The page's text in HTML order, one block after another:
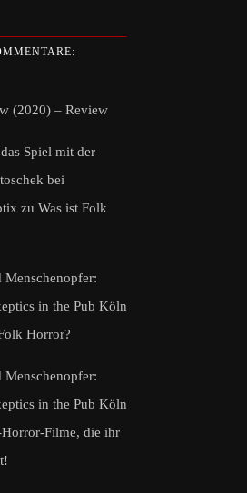
(2020) – Review
Spiel mit der
bei
zu Was ist Folk
Menschenopfer:
in the Pub Köln
Horror?
Menschenopfer:
in the Pub Köln
Filme, die ihr